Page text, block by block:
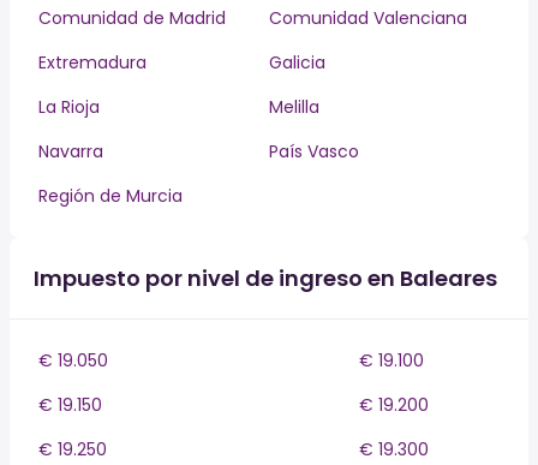
Comunidad de Madrid
Comunidad Valenciana
Extremadura
Galicia
La Rioja
Melilla
Navarra
País Vasco
Región de Murcia
Impuesto por nivel de ingreso en Baleares
€ 19.050
€ 19.100
€ 19.150
€ 19.200
€ 19.250
€ 19.300